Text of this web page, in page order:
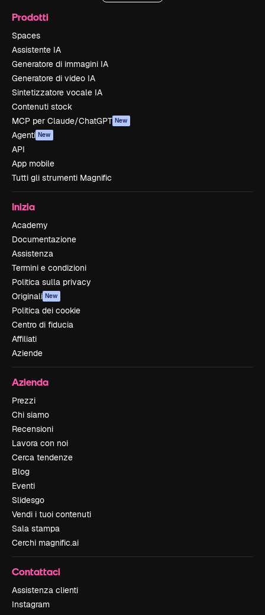
Prodotti
Spaces
Assistente IA
Generatore di immagini IA
Generatore di video IA
Sintetizzatore vocale IA
Contenuti stock
MCP per Claude/ChatGPT New
Agenti New
API
App mobile
Tutti gli strumenti Magnific
Inizia
Academy
Documentazione
Assistenza
Termini e condizioni
Politica sulla privacy
Originali New
Politica dei cookie
Centro di fiducia
Affiliati
Aziende
Azienda
Prezzi
Chi siamo
Recensioni
Lavora con noi
Cerca tendenze
Blog
Eventi
Slidesgo
Vendi i tuoi contenuti
Sala stampa
Cerchi magnific.ai
Contattaci
Assistenza clienti
Instagram